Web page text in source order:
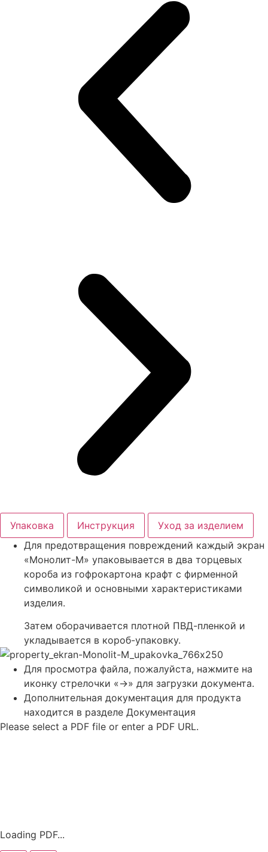
Упаковка Инструкция
Уход за изделием
Для предотвращения повреждений каждый экран
«Монолит-М» упаковывается в два торцевых
короба из гофрокартона крафт с фирменной
символикой и основными характеристиками
изделия.
Затем оборачивается плотной ПВД-пленкой и
укладывается в короб-упаковку.
Для просмотра файла, пожалуйста, нажмите на
иконку стрелочки «->» для загрузки документа.
Дополнительная документация для продукта
находится в разделе Документация
Please select a PDF file or enter a PDF URL.
Loading PDF...